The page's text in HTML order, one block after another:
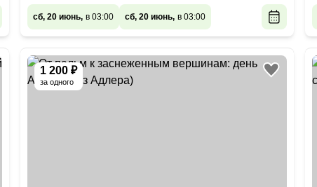
сб, 20 июнь, в 03:00 сб, 20 июнь, в 03:00
1 200 ₽
за одного